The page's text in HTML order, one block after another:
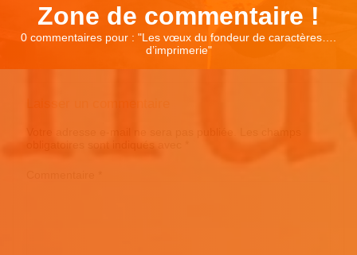
Zone de commentaire !
0 commentaires pour : "Les vœux du fondeur de caractères….
d’imprimerie"
obligatoires sont indiqués avec